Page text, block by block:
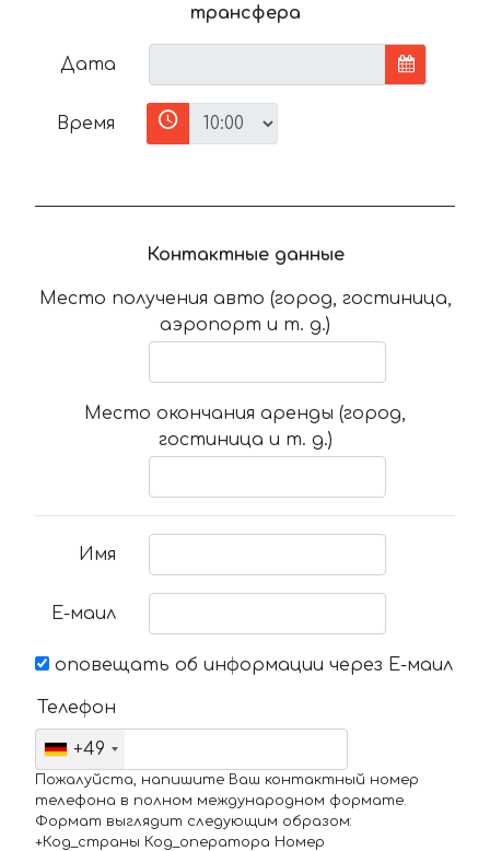
трансфера
Дата
Время
Контактные данные
Место получения авто (город, гостиница,
аэропорт и т. д.)
Место окончания аренды (город,
гостиница и т. д.)
Имя
Е-маил
оповещать об информации через Е-маил
Телефон
+49
Пожалуйста, напишите Ваш контактный номер
телефона в полном международном формате.
Формат выглядит следующим образом:
+Код_страны Код_оператора Номер